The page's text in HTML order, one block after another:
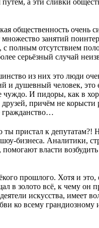
общественность очень
занятий
полным отсутствием
серьёзный случай
из них это люди
и душевный человек,
чуждо. И пидоры, как в
причём не корысти
гражданство…
пристал к депутатам?!
бизнеса. Аналитики,
власти
прошлого. Хотя и это,
в золото всё, к чему он
искусства, имеет
ко всему